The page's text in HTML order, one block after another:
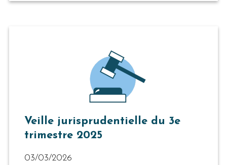
Veille jurisprudentielle du 3e
trimestre 2025
03/03/2026